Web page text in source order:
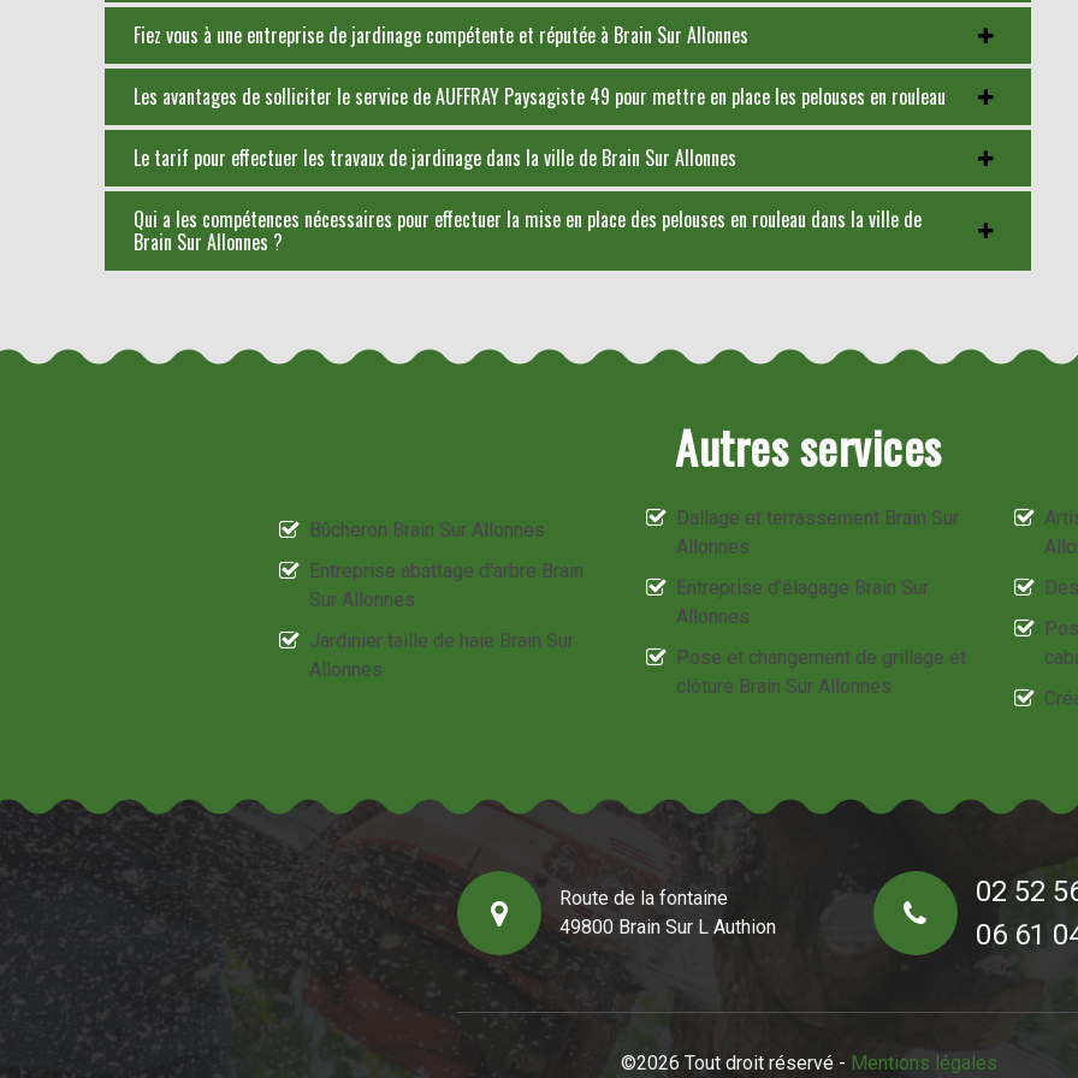
Fiez vous à une entreprise de jardinage compétente et réputée à Brain Sur Allonnes
Les avantages de solliciter le service de AUFFRAY Paysagiste 49 pour mettre en place les pelouses en rouleau
Le tarif pour effectuer les travaux de jardinage dans la ville de Brain Sur Allonnes
Qui a les compétences nécessaires pour effectuer la mise en place des pelouses en rouleau dans la ville de
Brain Sur Allonnes ?
Autres services
Bûcheron Brain Sur Allonnes
Entreprise abattage d'arbre Brain
Sur Allonnes
Jardinier taille de haie Brain Sur
Allonnes
Dallage et terrassement Brain Sur
Allonnes
Entreprise d'élagage Brain Sur
Allonnes
Pose et changement de grillage et
clôture Brain Sur Allonnes
Route de la fontaine
49800 Brain Sur L Authion
02 52
06 61
©2026 Tout droit réservé - Mentions légales